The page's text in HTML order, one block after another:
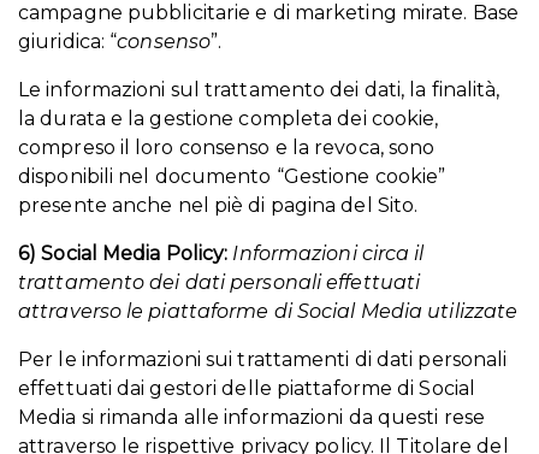
campagne pubblicitarie e di marketing mirate. Base
giuridica: “consenso”.
Le informazioni sul trattamento dei dati, la finalità,
la durata e la gestione completa dei cookie,
compreso il loro consenso e la revoca, sono
disponibili nel documento “Gestione cookie”
presente anche nel piè di pagina del Sito.
6) Social Media Policy: Informazioni circa il
trattamento dei dati personali effettuati
attraverso le piattaforme di Social Media utilizzate
Per le informazioni sui trattamenti di dati personali
effettuati dai gestori delle piattaforme di Social
Media si rimanda alle informazioni da questi rese
attraverso le rispettive privacy policy. Il Titolare del